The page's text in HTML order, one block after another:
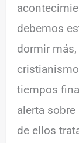
debemos
dormir
tiempos
alerta
de ellos